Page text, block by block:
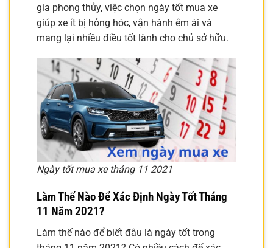
gia phong thủy, việc chọn ngày tốt mua xe
giúp xe ít bị hỏng hóc, vận hành êm ái và
mang lại nhiều điều tốt lành cho chủ sở hữu.
Ngày tốt mua xe tháng 11 2021
Làm Thế Nào Để Xác Định Ngày Tốt Tháng
11 Năm 2021?
Làm thế nào để biết đâu là ngày tốt trong